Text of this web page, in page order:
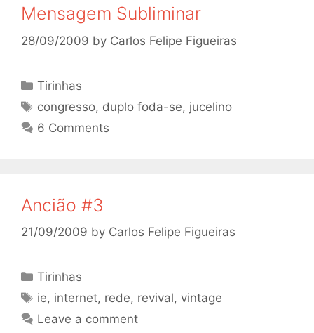
Mensagem Subliminar
28/09/2009 by Carlos Felipe Figueiras
Categories
Tirinhas
Tags
congresso, duplo foda-se, jucelino
6 Comments
Ancião #3
21/09/2009 by Carlos Felipe Figueiras
Categories
Tirinhas
Tags
ie, internet, rede, revival, vintage
Leave a comment